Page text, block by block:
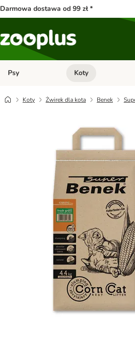
Darmowa dostawa od 99 zł *
Psy Otwórz menu
Koty
Koty Żwirek dla kota Benek